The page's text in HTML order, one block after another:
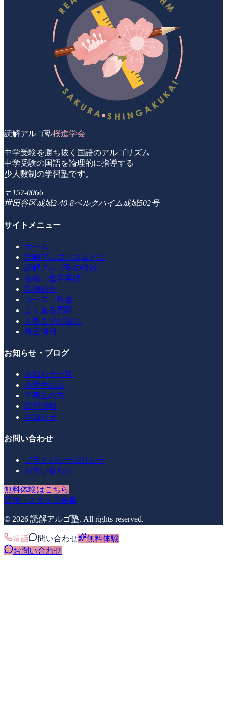
読解アルゴ塾桜進学会
中学受験を勝ち抜く国語のアルゴリズム
中学受験の国語を論理的に指導する
少人数制の学習塾です。
〒157-0066
世田谷区成城2-40-8ベルクハイム成城502号
サイトメニュー
ホーム
読解アルゴリズムとは
読解アルゴ塾の特徴
合格・進学実績
講師紹介
コース・料金
よくある質問
入塾までの流れ
教室情報
お知らせ・ブログ
お知らせ一覧
小学生の方
中高生の方
講習情報
お知らせ
お問い合わせ
プライバシーポリシー
お問い合わせ
無料体験はこちら
講師・スタッフ募集
© 2026 読解アルゴ塾. All rights reserved.
電話 問い合わせ
無料体験
お問い合わせ